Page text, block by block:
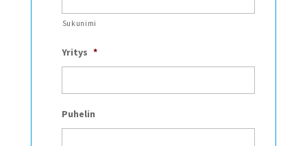
Sukunimi
Yritys *
Puhelin